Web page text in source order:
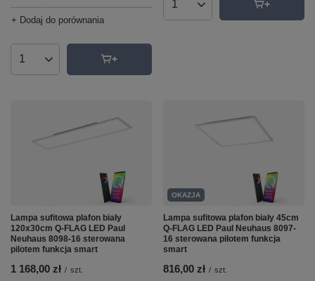
+ Dodaj do porównania
Ilość produktów
Ilość produktów
Lampa sufitowa plafon biały
120x30cm Q-FLAG LED Paul
Neuhaus 8098-16 sterowana
pilotem funkcja smart
1 168,00 zł / szt.
OKAZJA
Lampa sufitowa plafon biały 45cm
Q-FLAG LED Paul Neuhaus 8097-
16 sterowana pilotem funkcja
smart
816,00 zł / szt.